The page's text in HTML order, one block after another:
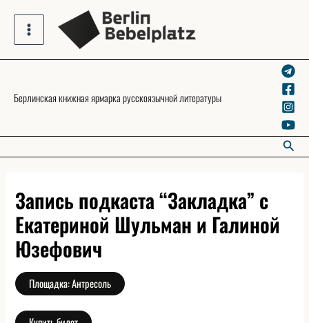
content Main
Берлинская книжная ярмарка русскоязычной литературы
Запись подкаста “Закладка” с
Екатериной Шульман и Галиной
Юзефович
Площадка: Антресоль